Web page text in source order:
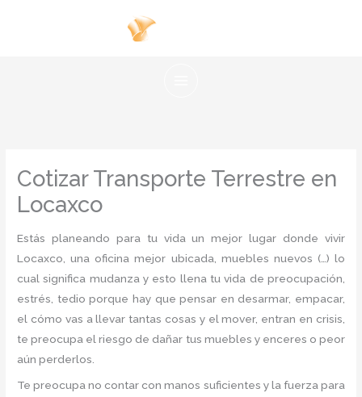
Cotizar Transporte Terrestre en
Locaxco
Estás planeando para tu vida un mejor lugar donde vivir
Locaxco, una oficina mejor ubicada, muebles nuevos (…) lo
cual significa mudanza y esto llena tu vida de preocupación,
estrés, tedio porque hay que pensar en desarmar, empacar,
el cómo vas a llevar tantas cosas y el mover, entran en crisis,
te preocupa el riesgo de dañar tus muebles y enceres o peor
aún perderlos.
Te preocupa no contar con manos suficientes y la fuerza para